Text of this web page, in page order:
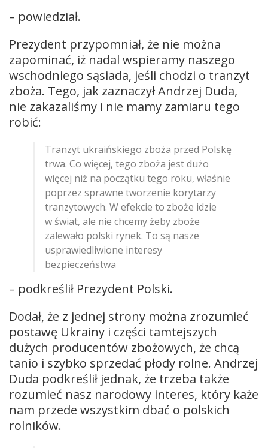
– powiedział.
Prezydent przypomniał, że nie można
zapominać, iż nadal wspieramy naszego
wschodniego sąsiada, jeśli chodzi o tranzyt
zboża. Tego, jak zaznaczył Andrzej Duda,
nie zakazaliśmy i nie mamy zamiaru tego
robić:
Tranzyt ukraińskiego zboża przed Polskę
trwa. Co więcej, tego zboża jest dużo
więcej niż na początku tego roku, właśnie
poprzez sprawne tworzenie korytarzy
tranzytowych. W efekcie to zboże idzie
w świat, ale nie chcemy żeby zboże
zalewało polski rynek. To są nasze
usprawiedliwione interesy
bezpieczeństwa
– podkreślił Prezydent Polski.
Dodał, że z jednej strony można zrozumieć
postawę Ukrainy i części tamtejszych
dużych producentów zbożowych, że chcą
tanio i szybko sprzedać płody rolne. Andrzej
Duda podkreślił jednak, że trzeba także
rozumieć nasz narodowy interes, który każe
nam przede wszystkim dbać o polskich
rolników.